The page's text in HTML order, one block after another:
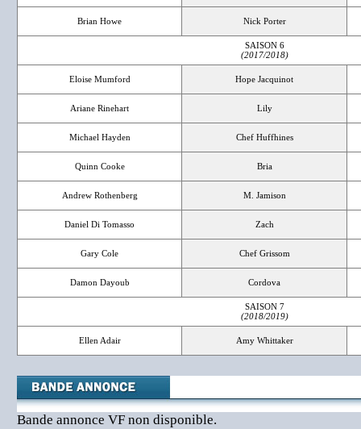
Brian Howe Nick Porter
SAISON 6
(2017/2018)
Eloise Mumford Hope Jacquinot
Ariane Rinehart Lily
Michael Hayden Chef Huffhines
Quinn Cooke Bria
Andrew Rothenberg M. Jamison
Daniel Di Tomasso Zach
Gary Cole Chef Grissom
Damon Dayoub Cordova
SAISON 7
(2018/2019)
Ellen Adair Amy Whittaker
Bande annonce VF non disponible.